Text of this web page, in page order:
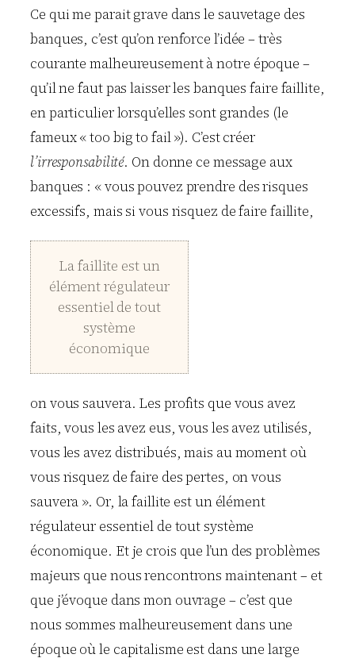
Ce qui me parait grave dans le sauvetage des
banques, c’est qu’on renforce l’idée – très
courante malheureusement à notre époque –
qu’il ne faut pas laisser les banques faire faillite,
en particulier lorsqu’elles sont grandes (le
fameux « too big to fail »). C’est créer
l’irresponsabilité. On donne ce message aux
banques : « vous pouvez prendre des risques
excessifs, mais si vous risquez de faire faillite,
La faillite est un
élément régulateur
essentiel de tout
système
économique
on vous sauvera. Les profits que vous avez
faits, vous les avez eus, vous les avez utilisés,
vous les avez distribués, mais au moment où
vous risquez de faire des pertes, on vous
sauvera ». Or, la faillite est un élément
régulateur essentiel de tout système
économique. Et je crois que l’un des problèmes
majeurs que nous rencontrons maintenant – et
que j’évoque dans mon ouvrage – c’est que
nous sommes malheureusement dans une
époque où le capitalisme est dans une large